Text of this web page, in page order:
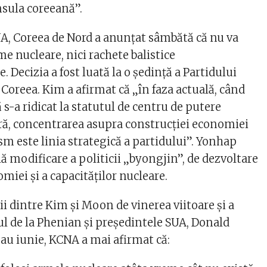
coreeană”.
Coreea de Nord a anunţat sâmbătă că nu va
nucleare, nici rachete balistice
Decizia a fost luată la o şedinţă a Partidului
Kim a afirmat că „în faza actuală, când
a ridicat la statutul de centru de putere
concentrarea asupra construcţiei economiei
este linia strategică a partidului”. Yonhap
modificare a politicii „byongjin”, de dezvoltare
şi a capacităţilor nucleare.
Kim şi Moon de vinerea viitoare şi a
de la Phenian şi preşedintele SUA, Donald
iunie, KCNA a mai afirmat că: